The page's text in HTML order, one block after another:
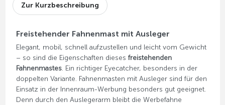
Zur Kurzbeschreibung
Freistehender Fahnenmast mit Ausleger
Elegant, mobil, schnell aufzustellen und leicht vom Gewicht
– so sind die Eigenschaften dieses freistehenden
Fahnenmastes. Ein richtiger Eyecatcher, besonders in der
doppelten Variante. Fahnenmasten mit Ausleger sind für den
Einsatz in der Innenraum-Werbung besonders gut geeignet.
Denn durch den Auslegerarm bleibt die Werbefahne